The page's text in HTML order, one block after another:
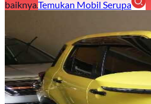
baiknya.Temukan Mobil Serupa